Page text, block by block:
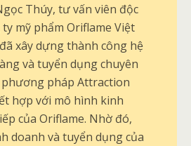
Thúy, tư vấn viên độc
mỹ phẩm Oriflame Việt
xây dựng thành công hệ
và tuyển dụng chuyên
pháp Attraction
hợp với mô hình kinh
của Oriflame. Nhờ đó,
doanh và tuyển dụng của